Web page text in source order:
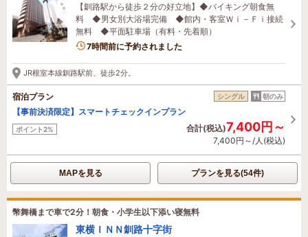
【釧路駅から徒歩２分の好立地】◆バイキング朝食無
料 ◆男女別大浴場完備 ◆館内・客室Ｗｉ－Ｆｉ接続
無料 ◆平面駐車場（有料・先着順）
7時間前に予約されました
JR根室本線釧路駅前、徒歩2分。
宿泊プラン シングル 朝のみ
【事前決済限定】スマートチェックインプラン
ポイント2% 合計(税込)7,400円～
7,400円～/人(税込)
MAPを見る プランを見る(54件)
幣舞橋まで車で2分！朝食・小学生以下添い寝無料
東横ＩＮＮ釧路十字街